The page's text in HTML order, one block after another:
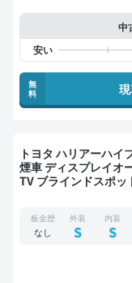
中
無
料
トヨタ ハリアーハイブ
煙車 ディスプレイオ
TV ブラインドスポ
クモニター 全方位カ
板金歴
なし
外装
S
内装
S